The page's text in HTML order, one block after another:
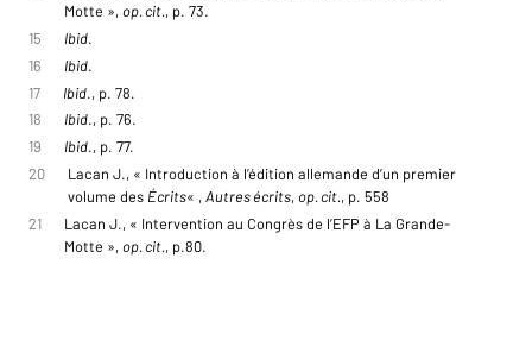
Motte »,op. cit., p. 73.
15
Ibid.
16
Ibid.
17
Ibid., p. 78.
18
Ibid., p. 76.
19
Ibid., p. 77.
20
Lacan J., « Introduction à l’édition allemande d’un premier
volume des Écrits« ,Autres écrits,op. cit., p. 558
21
Lacan J., « Intervention au Congrès de l’EFP à La Grande-
Motte »,op. cit., p.80.